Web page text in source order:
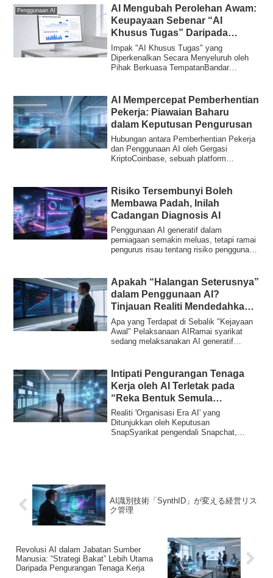
だけを見れば、日本企業のDXは着実に進
んでいるように映る...
Penggunaan AI
AI Mengubah Perolehan Awam:
Keupayaan Sebenar “AI
Khusus Tugas” Daripada
Kajian Kes Pihak Berkuasa
Tempatan
Impak "AI Khusus Tugas" yang
Diperkenalkan Secara Menyeluruh oleh
Pihak Berkuasa TempatanBandar
AI Mempercepat Pemberhentian
Pekerja: Piawaian Baharu
dalam Keputusan Pengurusan
Hubungan antara Pemberhentian Pekerja
dan Penggunaan AI oleh Gergasi
KriptoCoinbase, sebuah platform
Risiko Tersembunyi Boleh
Membawa Padah, Inilah
Cadangan Diagnosis AI
Penggunaan AI generatif dalam
perniagaan semakin meluas, tetapi ramai
pengurus risau tentang risiko penggunaan
Apakah “Halangan Seterusnya”
dalam Penggunaan AI?
Tinjauan Realiti Mendedahkan
Titik Buta Pengurusan
Apa yang Terdapat di Sebalik "Kejayaan
Awal" Pelaksanaan AIRamai syarikat
sedang melaksanakan AI generatif
Intipati Pengurangan Tenaga
Kerja oleh AI Terletak pada
“Reka Bentuk Semula
Organisasi”
Realiti 'Organisasi Era AI' yang
Ditunjukkan oleh Keputusan
SnapSyarikat pengendali Snapchat,
AI識別技術「SynthID」が変える経営リス
ク管理
Revolusi AI dalam Jabatan Sumber
Manusia: “Strategi Bakat” Lebih Utama
Daripada Pengurangan Tenaga Kerja